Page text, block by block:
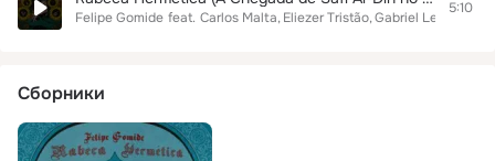
Felipe Gomide feat. Carlos Malta Eliezer Tristão Gabriel Levy
5:10
Сборники